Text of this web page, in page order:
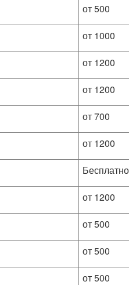
от 500
от 1000
от 1200
от 1200
от 700
от 1200
Бесплатно
от 1200
от 500
от 500
от 500